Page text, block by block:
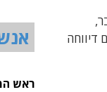
דיווחה
ראש